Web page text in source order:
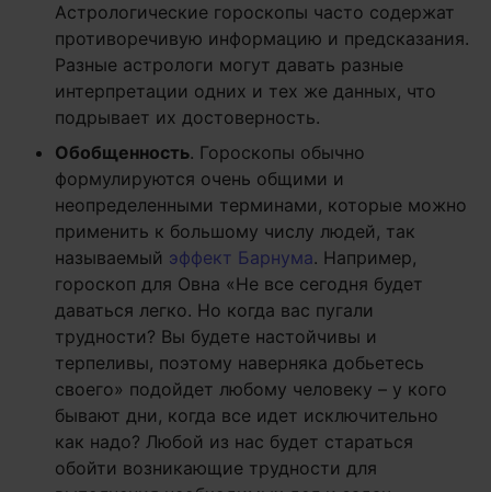
Астрологические гороскопы часто содержат
противоречивую информацию и предсказания.
Разные астрологи могут давать разные
интерпретации одних и тех же данных, что
подрывает их достоверность.
Обобщенность. Гороскопы обычно
формулируются очень общими и
неопределенными терминами, которые можно
применить к большому числу людей, так
называемый эффект Барнума. Например,
гороскоп для Овна «Не все сегодня будет
даваться легко. Но когда вас пугали
трудности? Вы будете настойчивы и
терпеливы, поэтому наверняка добьетесь
своего» подойдет любому человеку – у кого
бывают дни, когда все идет исключительно
как надо? Любой из нас будет стараться
обойти возникающие трудности для